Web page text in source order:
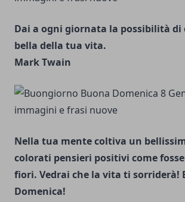
Dai a ogni giornata la possibilità di
bella della tua vita.
Mark Twain
Nella tua mente coltiva un
colorati pensieri positivi come
fiori. Vedrai che la vita ti sorriderà!
Domenica!